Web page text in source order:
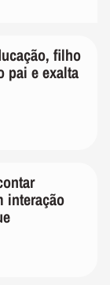
filho
pai e exalta
interação